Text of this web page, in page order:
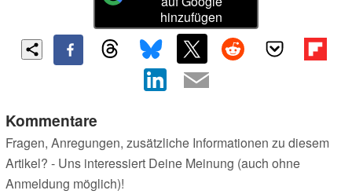
hinzufügen
Kommentare
Fragen, Anregungen, zusätzliche Informationen zu diesem
Artikel? - Uns interessiert Deine Meinung (auch ohne
Anmeldung möglich)!